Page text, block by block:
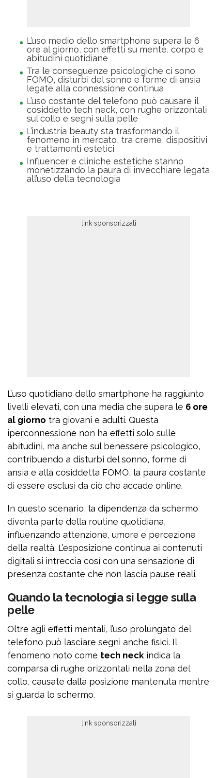
L’uso medio dello smartphone supera le 6
ore al giorno, con effetti su mente, corpo e
abitudini quotidiane
Tra le conseguenze psicologiche ci sono
FOMO, disturbi del sonno e forme di ansia
legate alla connessione continua
L’uso costante del telefono può causare il
cosiddetto tech neck, con rughe orizzontali
sul collo e segni sulla pelle
L’industria beauty sta trasformando il
fenomeno in mercato, tra creme, dispositivi
e trattamenti estetici
Influencer e cliniche estetiche stanno
monetizzando la paura di invecchiare legata
all’uso della tecnologia
L’uso quotidiano dello smartphone ha raggiunto
livelli elevati, con una media che supera le 6 ore
al giorno tra giovani e adulti. Questa
iperconnessione non ha effetti solo sulle
abitudini, ma anche sul benessere psicologico,
contribuendo a disturbi del sonno, forme di
ansia e alla cosiddetta FOMO, la paura costante
di essere esclusi da ciò che accade online.
In questo scenario, la dipendenza da schermo
diventa parte della routine quotidiana,
influenzando attenzione, umore e percezione
della realtà. L’esposizione continua ai contenuti
digitali si intreccia così con una sensazione di
presenza costante che non lascia pause reali.
Quando la tecnologia si legge sulla
pelle
Oltre agli effetti mentali, l’uso prolungato del
telefono può lasciare segni anche fisici. Il
fenomeno noto come tech neck indica la
comparsa di rughe orizzontali nella zona del
collo, causate dalla posizione mantenuta mentre
si guarda lo schermo.